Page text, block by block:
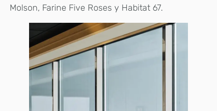
Molson, Farine Five Roses y Habitat 67.